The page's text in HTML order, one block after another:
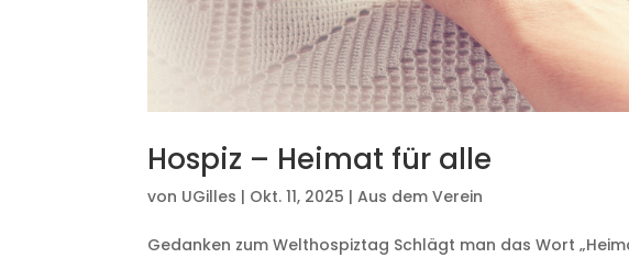
Hospiz – Heimat für alle
von UGilles | Okt. 11, 2025 |Aus dem Verein
Gedanken zum Welthospiztag Schlägt man das Wort